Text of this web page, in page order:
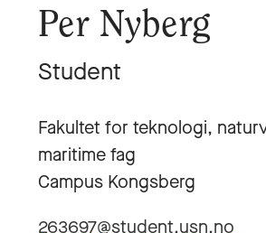
Per Nyberg
Student
Fakultet for teknologi,
maritime fag
Campus Kongsberg
263697@student.usn.no